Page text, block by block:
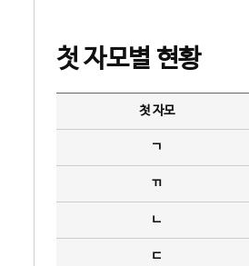
첫 자모별 현황
첫 자모
ㄱ
ㄲ
ㄴ
ㄷ